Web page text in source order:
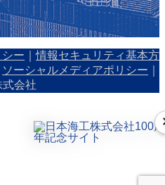
ー ｜情報セキュリティ基本方
ソーシャルメディアポリシー
会社